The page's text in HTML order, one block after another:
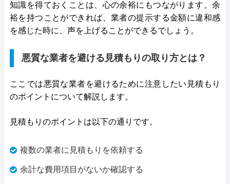
知識を得ておくことは、心の余裕にもつながります。余
裕を持つことができれば、業者の提示する金額に違和感
を感じた時に、声を上げることができるでしょう。
悪質な業者を避ける見積もりの取り方とは？
ここでは悪質な業者を避けるために注意したい見積もり
のポイントについて解説します。
見積もりのポイントは以下の通りです。
複数の業者に見積もりを依頼する
余計な費用項目がないか確認する